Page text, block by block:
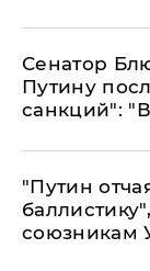
Сенатор
Путину
санкций":
"Путин
союзникам